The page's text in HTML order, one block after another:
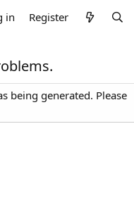
in Register
being generated. Please